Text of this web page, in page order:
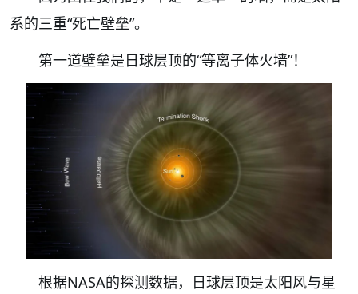
系的三重“死亡壁垒”。
第一道壁垒是日球层顶的“等离子体火墙”！
根据NASA的探测数据，日球层顶是太阳风与星